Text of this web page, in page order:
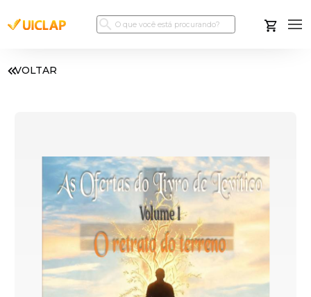
VOLTAR